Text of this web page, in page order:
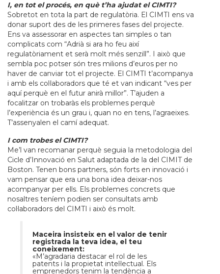
I, en tot el procés, en què t’ha ajudat el CIMTI?
Sobretot en tota la part de regulatòria. El CIMTI ens va
donar suport des de les primeres fases del projecte.
Ens va assessorar en aspectes tan simples o tan
complicats com “Adrià si ara ho feu així
regulatòriament et serà molt més senzill”. I això que
sembla poc potser són tres milions d’euros per no
haver de canviar tot el projecte. El CIMTI t’acompanya
i amb els col·laboradors que té et van indicant “ves per
aquí perquè en el futur anirà millor”. T’ajuden a
focalitzar on trobaràs els problemes perquè
l’experiència és un grau i, quan no en tens, l’agraeixes.
T’assenyalen el camí adequat.
I com trobes el CIMTI?
Me’l van recomanar perquè seguia la metodologia del
Cicle d’Innovació en Salut adaptada de la del CIMIT de
Boston. Tenen bons partners, són forts en innovació i
vam pensar que era una bona idea deixar-nos
acompanyar per ells. Els problemes concrets que
nosaltres teníem podien ser consultats amb
col·laboradors del CIMTI i això és molt.
Maceira insisteix en el valor de tenir
registrada la teva idea, el teu
coneixement:
«M’agradaria destacar el rol de les
patents i la propietat intel·lectual. Els
emprenedors tenim la tendència a